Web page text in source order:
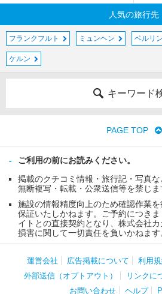
人気の旅行先
フランクフルト ミュンヘン ベルリン
ケルン
キーワード
PAGE TOP
ご利用の前にお読みください。
掲載のクチコミ情報・旅行記・写真
無断複写・転載・公衆送信等を禁じま
施設の情報精度向上のため確認作業
保証いたしかねます。ご予約につき
イトとの直接契約となり、株式会社
損害に関して一切責任を負いかねます
運営会社 広告掲載について 利用
外部送信（オプトアウト）
リンクに
お問い合わせ
ヘルプ